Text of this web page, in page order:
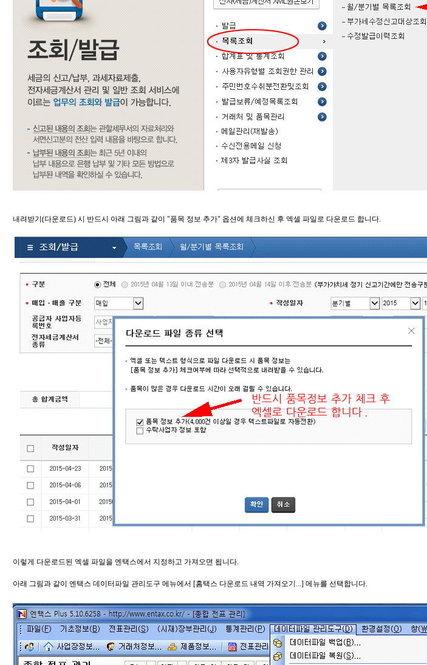
내려받기(다운로드) 시 반드시 아래 그림과 같이 "품목 정보 추가" 옵션에 체크하신 후 엑셀 파일로 다운로드 합니다.
이렇게 다운로드된 엑셀 파일을 엔택스에서 지정하고 가져오면 됩니다.
아래 그림과 같이 엔택스 데이터파일 관리도구 메뉴에서 [홈택스 다운로드 내역 가져오기...] 메뉴를 선택합니다.